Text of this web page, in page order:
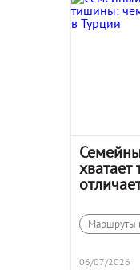
Маршруты
06/07/2026